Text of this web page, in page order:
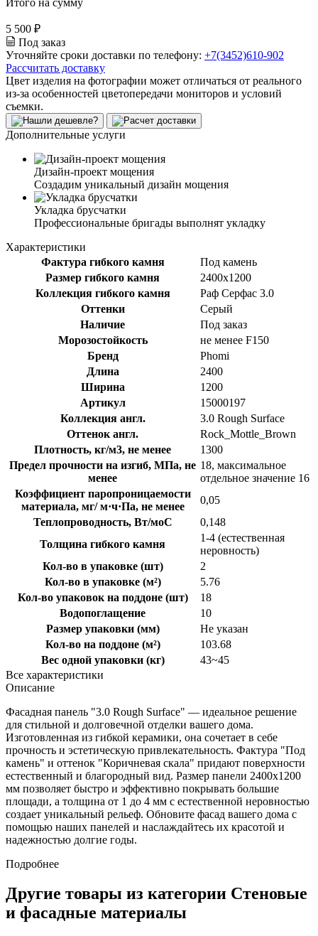
5 500 ₽
Под заказ
Уточняйте сроки доставки по телефону: +7(3452)610-902
Рассчитать доставку
Цвет изделия на фотографии может отличаться от реального
из-за особенностей цветопередачи мониторов и условий
съемки.
Дополнительные услуги
Дизайн-проект мощения
Создадим уникальный дизайн мощения
Укладка брусчатки
Профессиональные бригады выполнят укладку
Характеристики
Фактура гибкого камня
Под камень
Размер гибкого камня
2400x1200
Коллекция гибкого камня
Раф Серфас 3.0
Оттенки
Серый
Наличие
Под заказ
Морозостойкость
не менее F150
Бренд
Phomi
Длина
2400
Ширина
1200
Артикул
15000197
Коллекция англ.
3.0 Rough Surface
Оттенок англ.
Rock_Mottle_Brown
Плотность, кг/м3, не менее
1300
Предел прочности на изгиб, МПа, не
менее
18, максимальное
отдельное значение 16
Коэффициент паропроницаемости
материала, мг/ м·ч·Па, не менее
0,05
Теплопроводность, Вт/моС
0,148
Толщина гибкого камня
1-4 (естественная
неровность)
Кол-во в упаковке (шт)
2
Кол-во в упаковке (м²)
5.76
Кол-во упаковок на поддоне (шт)
18
Водопоглащение
10
Размер упаковки (мм)
Не указан
Кол-во на поддоне (м²)
103.68
Вес одной упаковки (кг)
43~45
Все характеристики
Описание
Фасадная панель "3.0 Rough Surface" — идеальное решение
для стильной и долговечной отделки вашего дома.
Изготовленная из гибкой керамики, она сочетает в себе
прочность и эстетическую привлекательность. Фактура "Под
камень" и оттенок "Коричневая скала" придают поверхности
естественный и благородный вид. Размер панели 2400x1200
мм позволяет быстро и эффективно покрывать большие
площади, а толщина от 1 до 4 мм с естественной неровностью
создает уникальный рельеф. Обновите фасад вашего дома с
помощью наших панелей и наслаждайтесь их красотой и
надежностью долгие годы.
Подробнее
Другие товары из категории Стеновые
и фасадные материалы